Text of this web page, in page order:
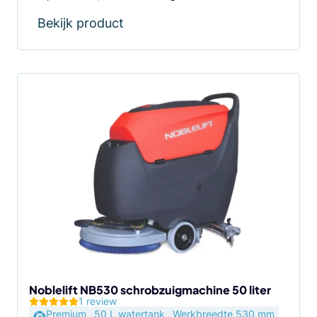
Bekijk product
Noblelift NB530 schrobzuigmachine 50 liter
1 review
Premium
50 L watertank Werkbreedte 530 mm